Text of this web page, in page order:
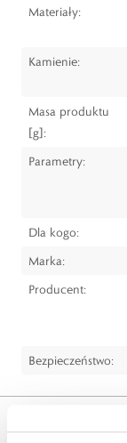
Materiały:
Kamienie:
Masa produktu
[g]:
Parametry:
Dla kogo:
Marka:
Producent:
Bezpieczeństwo:
Opis produktu